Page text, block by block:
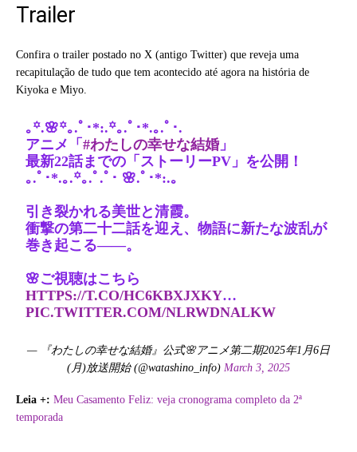
Trailer
Confira o trailer postado no X (antigo Twitter) que reveja uma
recapitulação de tudo que tem acontecido até agora na história de
Kiyoka e Miyo.
｡꙳.🌸꙳｡.ﾟ･*:.꙳｡.ﾟ･*.｡.ﾟ･.
アニメ「#わたしの幸せな結婚」
最新22話までの「ストーリーPV」を公開！
｡.ﾟ･*.｡.꙳｡.ﾟ.ﾟ･ 🌸.ﾟ･*:.｡
引き裂かれる美世と清霞。
衝撃の第二十二話を迎え、物語に新たな波乱が
巻き起こる——。
🌸ご視聴はこちら
HTTPS://T.CO/HC6KBXJXKY…
PIC.TWITTER.COM/NLRWDNALKW
— 『わたしの幸せな結婚』公式🌸アニメ第二期2025年1月6日
(月)放送開始 (@watashino_info) March 3, 2025
Leia +: Meu Casamento Feliz: veja cronograma completo da 2ª
temporada